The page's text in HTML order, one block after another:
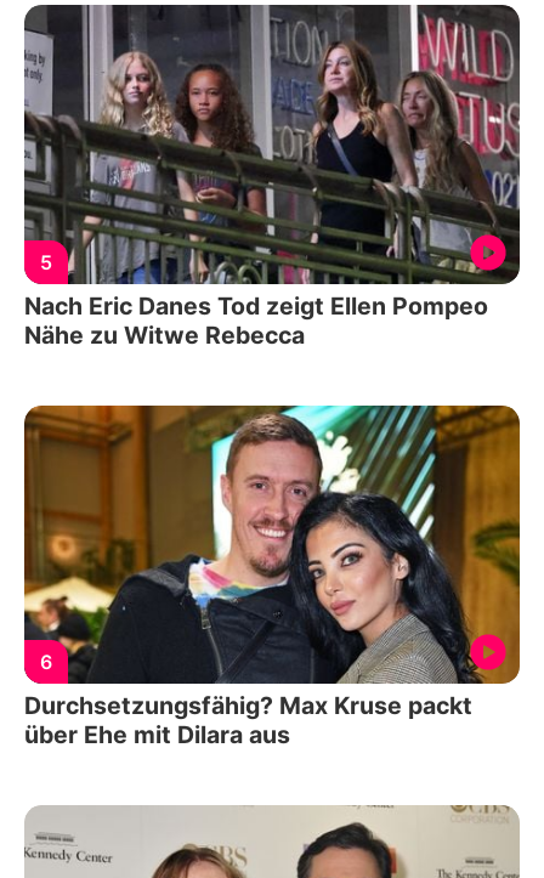
5
Nach Eric Danes Tod zeigt Ellen Pompeo
Nähe zu Witwe Rebecca
6
Durchsetzungsfähig? Max Kruse packt
über Ehe mit Dilara aus